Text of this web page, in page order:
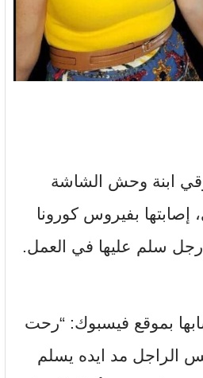
ابنة وحش الشاشة
بفيروس كورونا
سلم عليها في العمل.
بموقع فيسبوك: “رحت
الراجل مد ايده يسلم